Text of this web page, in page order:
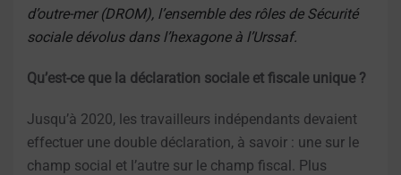
d’outre-mer(DROM), l’ensemble des rôles de Sécurité
socialedévolus dans l’hexagoneà l’Urssaf.
Qu’est-ce que la déclaration sociale et fiscale unique ?
Jusqu’à 2020, les travailleurs indépendants devaient
effectuer une double déclaration, à savoir : une sur le
champ social et l’autre sur le champ fiscal. Plus